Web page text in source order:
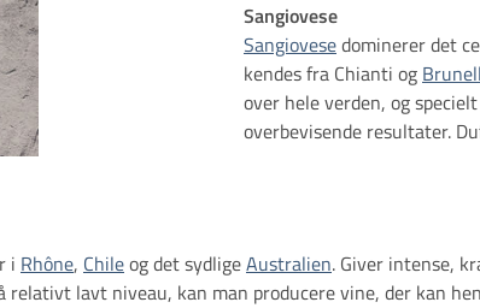
Sangiovese
​​​​​​​Sangiovesedominerer det
kendes fra Chianti og
over hele verden, og
overbevisende resultater.
i Rhône, Chileog det sydligeAustralien. Giver intense,
lavt niveau, kan man producere vine, der kan